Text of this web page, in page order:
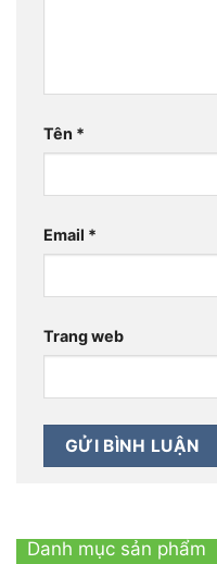
Tên *
Email *
Trang web
Danh mục sản phẩm